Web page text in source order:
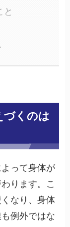
と
づくのは
って身体が
ります。こ
なり、身体
例外ではな